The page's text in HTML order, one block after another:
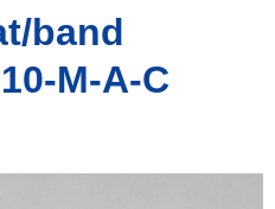
band
M-A-C